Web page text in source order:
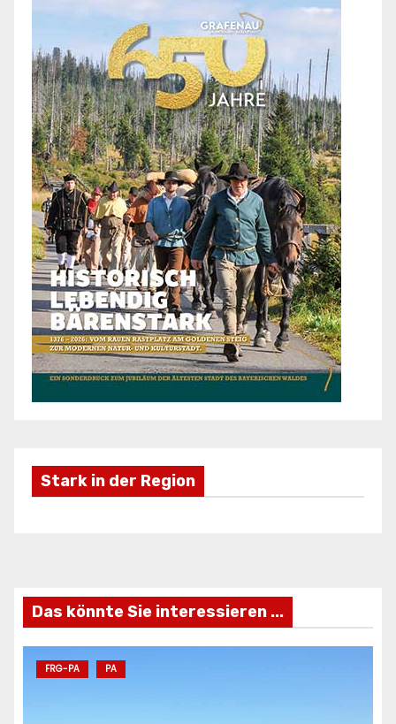
Stark in der Region
Das könnte Sie interessieren ...
FRG-PA PA